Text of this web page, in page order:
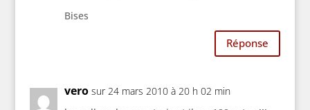
Bises
Réponse
vero sur 24 mars 2010 à 20 h 02 min